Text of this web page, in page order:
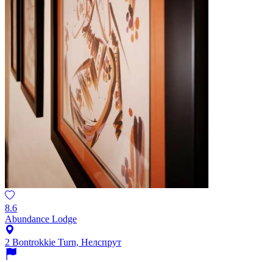
8.6
Abundance Lodge
2 Bontrokkie Turn, Нелспрут